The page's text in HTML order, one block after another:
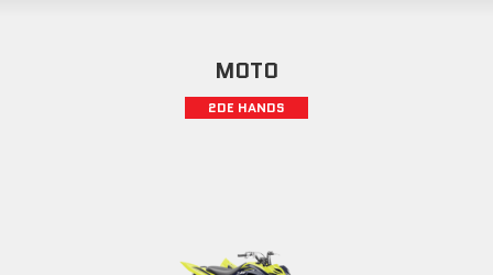
MOTO
2DE HANDS